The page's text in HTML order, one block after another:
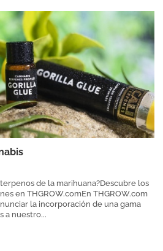
de la marihuana?Descubre los
en THGROW.comEn THGROW.com
la incorporación de una gama
a nuestro...